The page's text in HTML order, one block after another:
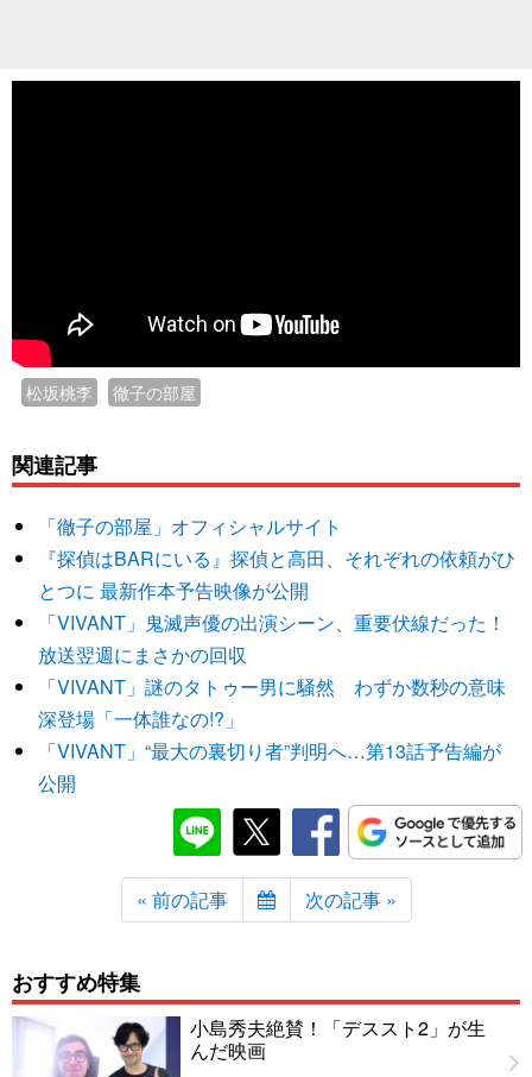
松坂桃李 徹子の部屋
関連記事
「徹子の部屋」オフィシャルサイト
『探偵はBARにいる』探偵と高田、それぞれの依頼がひ
とつに 最新作本予告映像が公開
「VIVANT」鬼滅声優の出演シーン、重要伏線だった！
放送翌週にまさかの回収
「VIVANT」謎のタトゥー男に騒然 わずか数秒の意味
深登場「一体誰なの!?」
「VIVANT」“最大の裏切り者”判明へ…第13話予告編が
公開
« 前の記事 次の記事 »
おすすめ特集
小島秀夫絶賛！「デススト2」が生
んだ映画